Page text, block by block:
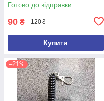
Готово до відправки
90 ₴ 120 ₴
Купити
–21%